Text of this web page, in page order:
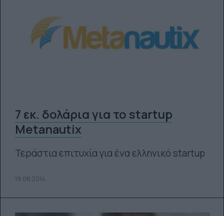
7 εκ. δολάρια για το startup
Metanautix
Τεράστια επιτυχία για ένα ελληνικό startup
19.08.2014